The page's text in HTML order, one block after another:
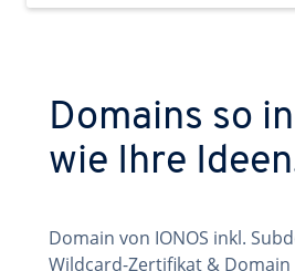
Domains so
wie Ihre
Domain von IONOS inkl.
Wildcard-Zertifikat & Domain